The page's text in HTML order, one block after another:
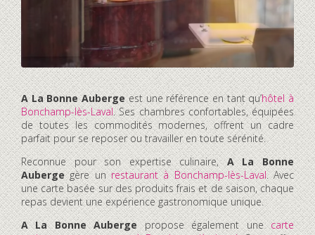
A La Bonne Aubergeest une référence en tant qu’hôtel à
Bonchamp-lès-Laval. Ses chambres confortables, équipées
de toutes les commodités modernes, offrent un cadre
parfait pour se reposer ou travailler en toute sérénité.
Reconnue pour son expertise culinaire,A La Bonne
Aubergegère unrestaurant à Bonchamp-lès-Laval. Avec
une carte basée sur des produits frais et de saison, chaque
repas devient une expérience gastronomique unique.
A La Bonne Aubergepropose également unecarte